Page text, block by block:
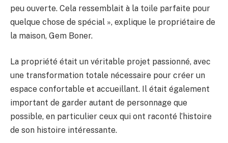
peu ouverte. Cela ressemblait à la toile parfaite pour
quelque chose de spécial », explique le propriétaire de
la maison, Gem Boner.
La propriété était un véritable projet passionné, avec
une transformation totale nécessaire pour créer un
espace confortable et accueillant. Il était également
important de garder autant de personnage que
possible, en particulier ceux qui ont raconté l’histoire
de son histoire intéressante.